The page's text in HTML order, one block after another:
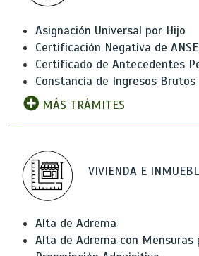
Asignación Universal por Hijo
Certificación Negativa de
Certificado de Antecedentes
Constancia de Ingresos Brutos
MÁS TRÁMITES
VIVIENDA E
Alta de Adrema
Alta de Adrema con Mensuras